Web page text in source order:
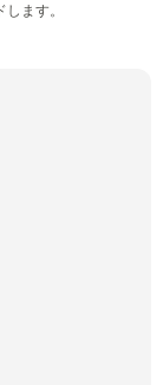
ます。